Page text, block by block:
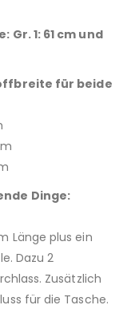
1: 61 cm und
für beide
Dinge:
Länge plus ein
Dazu 2
Zusätzlich
für die Tasche.